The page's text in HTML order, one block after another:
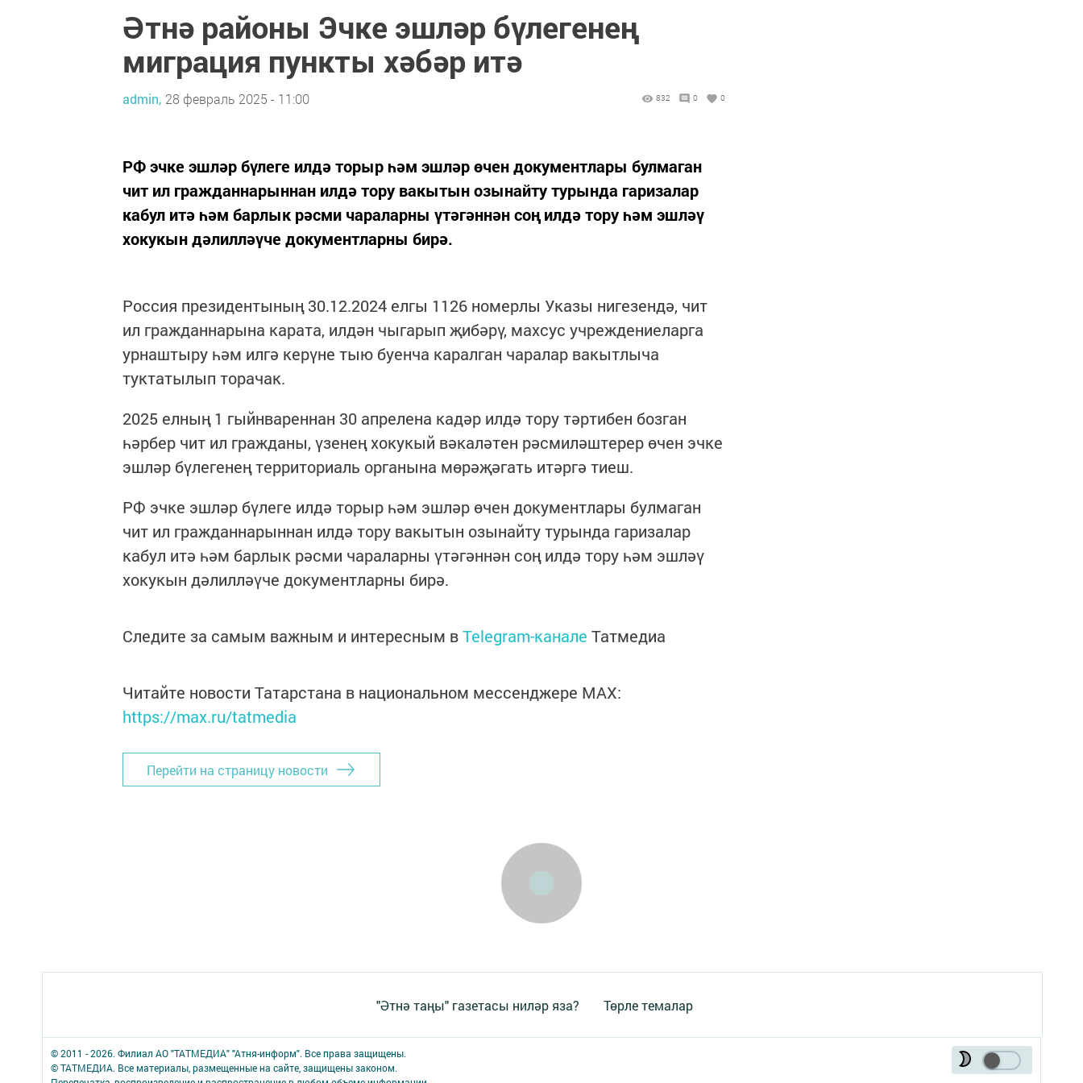
Әтнә районы Эчке эшләр бүлегенең
миграция пункты хәбәр итә
admin, 28 февраль 2025 - 11:00 832 0 0
РФ эчке эшләр бүлеге илдә торыр һәм эшләр өчен документлары булмаган
чит ил гражданнарыннан илдә тору вакытын озынайту турында гаризалар
кабул итә һәм барлык рәсми чараларны үтәгәннән соң илдә тору һәм эшләү
хокукын дәлилләүче документларны бирә.
Россия президентының 30.12.2024 елгы 1126 номерлы Указы нигезендә, чит
ил гражданнарына карата, илдән чыгарып җибәрү, махсус учреждениеларга
урнаштыру һәм илгә керүне тыю буенча каралган чаралар вакытлыча
туктатылып торачак.
2025 елның 1 гыйнвареннан 30 апрелена кадәр илдә тору тәртибен бозган
һәрбер чит ил гражданы, үзенең хокукый вәкаләтен рәсмиләштерер өчен эчке
эшләр бүлегенең территориаль органына мөрәҗәгать итәргә тиеш.
РФ эчке эшләр бүлеге илдә торыр һәм эшләр өчен документлары булмаган
чит ил гражданнарыннан илдә тору вакытын озынайту турында гаризалар
кабул итә һәм барлык рәсми чараларны үтәгәннән соң илдә тору һәм эшләү
хокукын дәлилләүче документларны бирә.
Следите за самым важным и интересным вTelegram-канале Татмедиа
Читайте новости Татарстана в национальном мессенджере MАХ:
https://max.ru/tatmedia
Перейти на страницу новости
"Әтнә таңы" газетасы ниләр яза? Төрле темалар
© 2011 - 2026. Филиал АО "ТАТМЕДИА" "Атня-информ". Все права защищены.
© ТАТМЕДИА. Все материалы, размещенные на сайте, защищены законом.